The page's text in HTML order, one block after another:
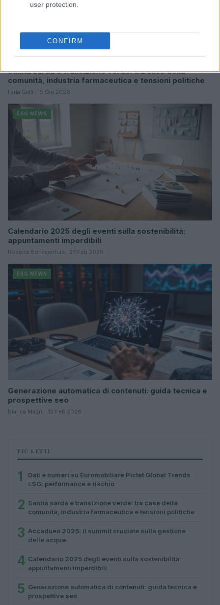
user protection.
CONFIRM
Sanità sarda e transizione verde: tra case della
comunità, industria farmaceutica e tensioni politiche
Ilaria Galli · 15 Giu 2026
ESG NEWS
Calendario 2025 degli eventi sulla sostenibilità:
appuntamenti imperdibili
Roberta Bonaventura · 27 Feb 2026
ESG NEWS
Generazione automatica di contenuti: guida tecnica e
prospettive seo
Bianca Magni · 12 Feb 2026
PIÙ LETTI
1
Dati e numeri su Euromobiliare Pictet Global Trends
ESG: performance e rischio
2 Sanità sarda e transizione verde: tra case della
comunità, industria farmaceutica e tensioni politiche
3 Accadueo 2025: il summit cruciale sulla gestione
delle acque
4 Calendario 2025 degli eventi sulla sostenibilità:
appuntamenti imperdibili
5 Generazione automatica di contenuti: guida tecnica e
prospettive seo